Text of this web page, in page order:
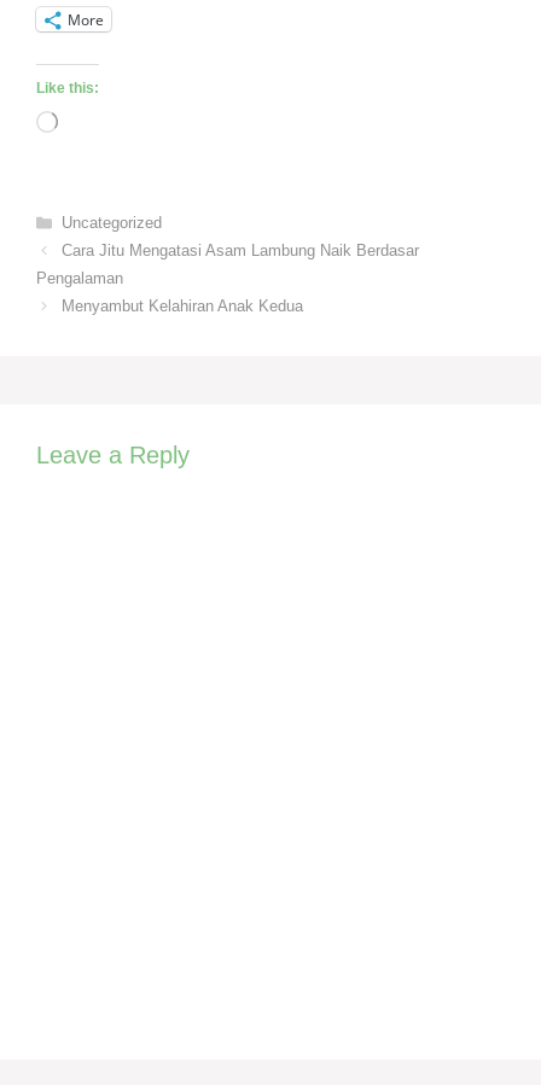
More
Like this:
Loading…
Categories
Uncategorized
Cara Jitu Mengatasi Asam Lambung Naik Berdasar
Pengalaman
Menyambut Kelahiran Anak Kedua
Leave a Reply